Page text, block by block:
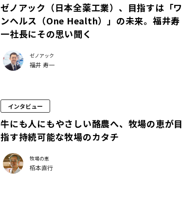
ゼノアック（日本全薬工業）、目指すは「ワ
ンヘルス（One Health）」の未来。福井寿
一社長にその思い聞く
ゼノアック
福井 寿一
インタビュー
牛にも人にもやさしい酪農へ、牧場の恵が目
指す持続可能な牧場のカタチ
牧場の恵
栢本直行